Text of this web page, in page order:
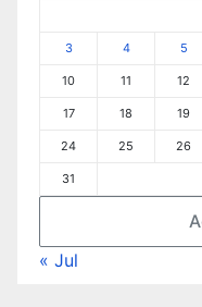
3 4 5
10 11 12
17 18 19
24 25 26
31
« Jul